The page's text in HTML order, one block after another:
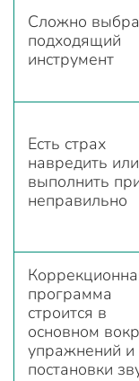
Сложно
подходящий
инструмент
Есть страх
навредить или
выполнить
неправильно
программа
строится в
основном
упражнений и
постановки